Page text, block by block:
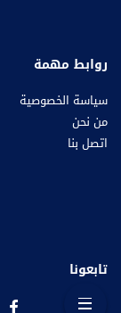
روابط مهمة
سياسة الخصوصية
من نحن
اتصل بنا
تابعونا